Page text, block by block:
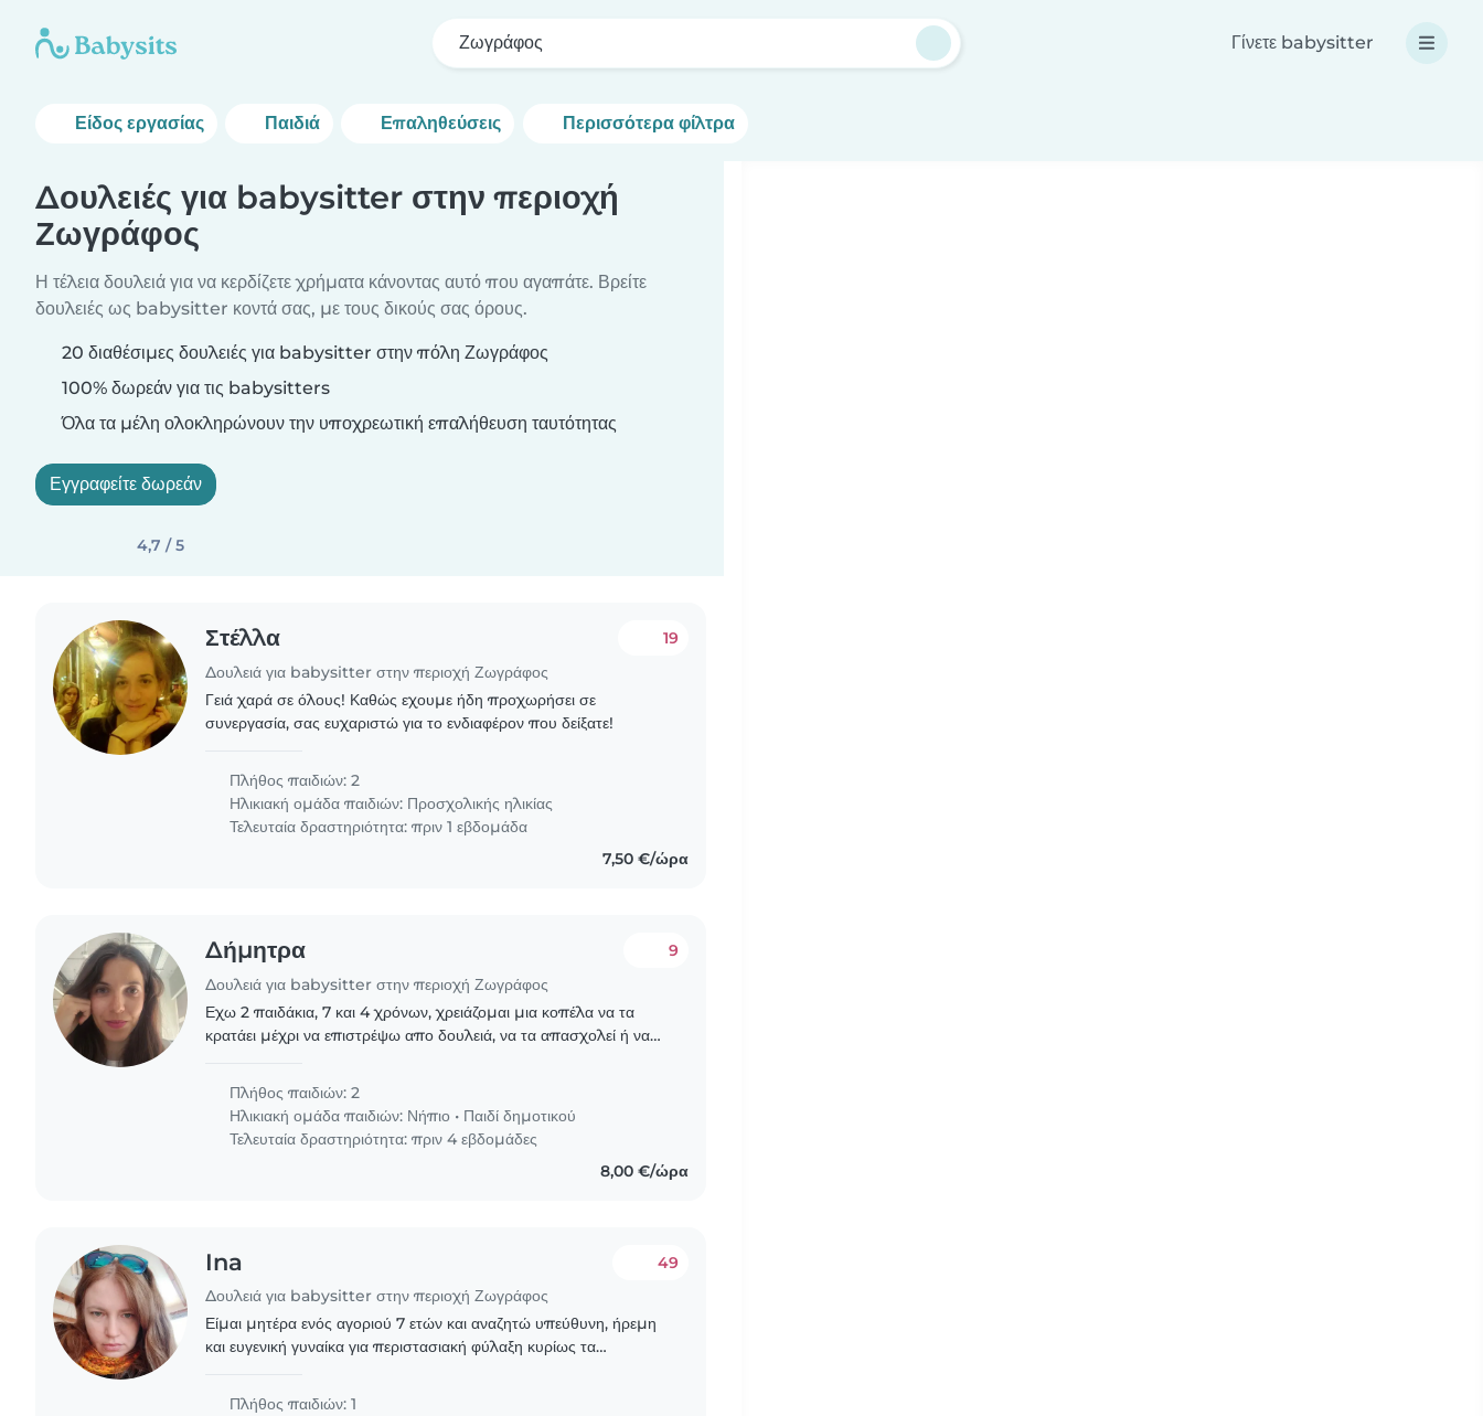
Ζωγράφος Γίνετε babysitter
Είδος εργασίας Παιδιά Επαληθεύσεις Περισσότερα φίλτρα
Δουλειές για babysitter στην περιοχή
Ζωγράφος
Η τέλεια δουλειά για να κερδίζετε χρήματα κάνοντας αυτό που αγαπάτε. Βρείτε
δουλειές ως babysitter κοντά σας, με τους δικούς σας όρους.
20 διαθέσιμες δουλειές για babysitter στην πόλη Ζωγράφος
100% δωρεάν για τις babysitters
Όλα τα μέλη ολοκληρώνουν την υποχρεωτική επαλήθευση ταυτότητας
Εγγραφείτε δωρεάν
4,7 / 5
Στέλλα
Δουλειά για babysitter στην περιοχή Ζωγράφος
19
Γειά χαρά σε όλους! Καθώς εχουμε ήδη προχωρήσει σε
συνεργασία, σας ευχαριστώ για το ενδιαφέρον που δείξατε!
Πλήθος παιδιών: 2
Ηλικιακή ομάδα παιδιών: Προσχολικής ηλικίας
Τελευταία δραστηριότητα: πριν 1 εβδομάδα
7,50 €/ώρα
Δήμητρα
Δουλειά για babysitter στην περιοχή Ζωγράφος
9
Εχω 2 παιδάκια, 7 και 4 χρόνων, χρειάζομαι μια κοπέλα να τα
κρατάει μέχρι να επιστρέψω απο δουλειά, να τα απασχολεί ή να
Πλήθος παιδιών: 2
Ηλικιακή ομάδα παιδιών: Νήπιο • Παιδί δημοτικού
Τελευταία δραστηριότητα: πριν 4 εβδομάδες
8,00 €/ώρα
Ina
Δουλειά για babysitter στην περιοχή Ζωγράφος
49
Είμαι μητέρα ενός αγοριού 7 ετών και αναζητώ υπεύθυνη, ήρεμη
και ευγενική γυναίκα για περιστασιακή φύλαξη κυρίως τα
ελεύθερο..
Πλήθος παιδιών: 1